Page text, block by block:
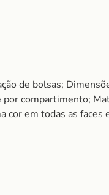
de bolsas;
compartimento;
cor em todas as faces